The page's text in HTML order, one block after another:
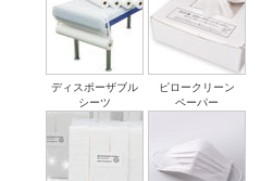
ディスポーザブル
シーツ
ピロークリーン
ペーパー